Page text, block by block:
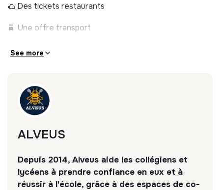
🌮 Des tickets restaurants
🚆 Une offre transport
💼 Un espace de travail chaleureux dans la capitale
🎉 Des afterworks
✋ Une équipe jeune et dynamique
See more
ALVEUS
Depuis 2014, Alveus aide les collégiens et
lycéens à prendre confiance en eux et à
réussir à l'école, grâce à des espaces de co-